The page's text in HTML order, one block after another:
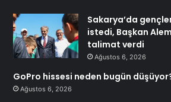
Sakarya’da
istedi, Başkan
talimat verdi
Ağustos 6, 2026
GoPro hissesi neden bugün
Ağustos 6, 2026